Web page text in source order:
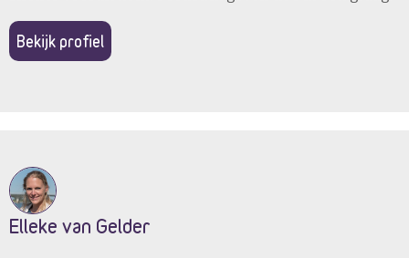
Bekijk profiel
Elleke van Gelder